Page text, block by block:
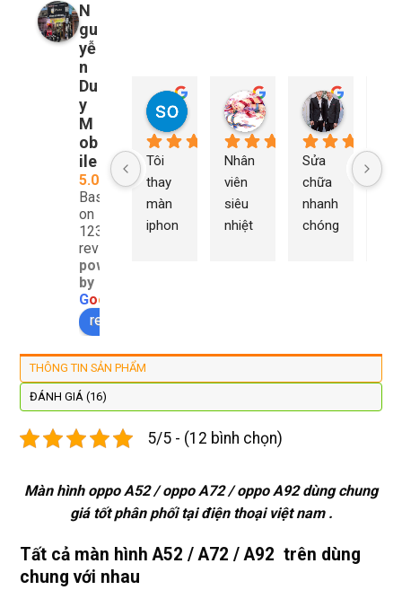
N
gu
yễ
n
Du
y
M
ob
ile
5.0
Based
on
1232
reviews
powered
by
Goo
review us on
so young
2 năm trước
Tôi
thay
màn
iphon
lại
xịn
phí.
Rất
tôt
My Nguyễn
2 năm trước
Nhân
viên
siêu
nhiệt
tôi sẽ
Sửa
chữa
nhanh
chóng
đây
bền
n
THÔNG TIN SẢN PHẨM
ĐÁNH GIÁ (16)
5/5 - (12 bình chọn)
Màn hình oppo A52 / oppo A72 / oppo A92 dùng chung
giá tốt phân phối tại điện thoại việt nam .
Tất cả màn hình A52 / A72 / A92 trên dùng
chung với nhau